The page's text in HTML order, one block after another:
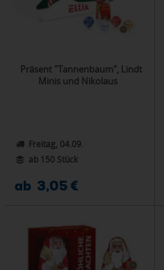
Präsent "Tannenbaum", Lindt
Minis und Nikolaus
Freitag, 04.09.
ab 150 Stück
ab 3,05 €